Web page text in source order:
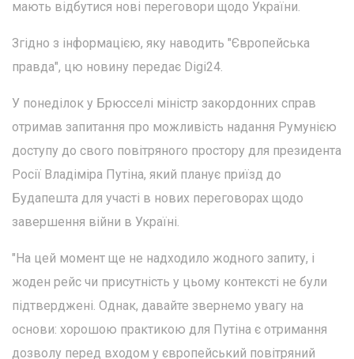
мають відбутися нові переговори щодо України.
Згідно з інформацією, яку наводить "Європейська
правда", цю новину передає Digi24.
У понеділок у Брюсселі міністр закордонних справ
отримав запитання про можливість надання Румунією
доступу до свого повітряного простору для президента
Росії Владіміра Путіна, який планує приїзд до
Будапешта для участі в нових переговорах щодо
завершення війни в Україні.
"На цей момент ще не надходило жодного запиту, і
жоден рейс чи присутність у цьому контексті не були
підтверджені. Однак, давайте звернемо увагу на
основи: хорошою практикою для Путіна є отримання
дозволу перед входом у європейський повітряний